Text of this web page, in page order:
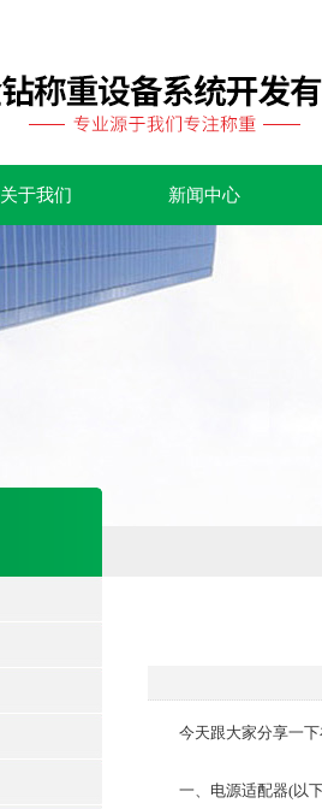
关于我们 新闻中心
今天跟大家分享一下
一、电源适配器(以下